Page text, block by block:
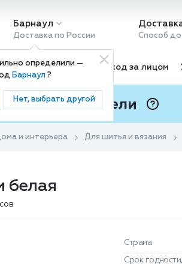
Барнаул
Доставка по России
определили —
Барнаул?
Нет, выбрать другой
Способ
косметика Уход за лицом
ваши с Подели
и интерьера Для шитья и вязания
белая
Страна
Срок